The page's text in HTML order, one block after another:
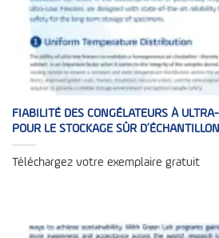
FIABILITÉ DES CONGÉLATEURS À
POUR LE STOCKAGE SÛR
Téléchargez votre exemplaire gratuit